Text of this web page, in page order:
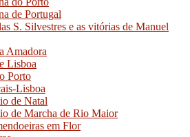
de Portugal
S. Silvestres e as vitórias de Manuel
Amadora
Lisboa
Porto
Lisboa
de Natal
de Marcha de Rio Maior
em Flor